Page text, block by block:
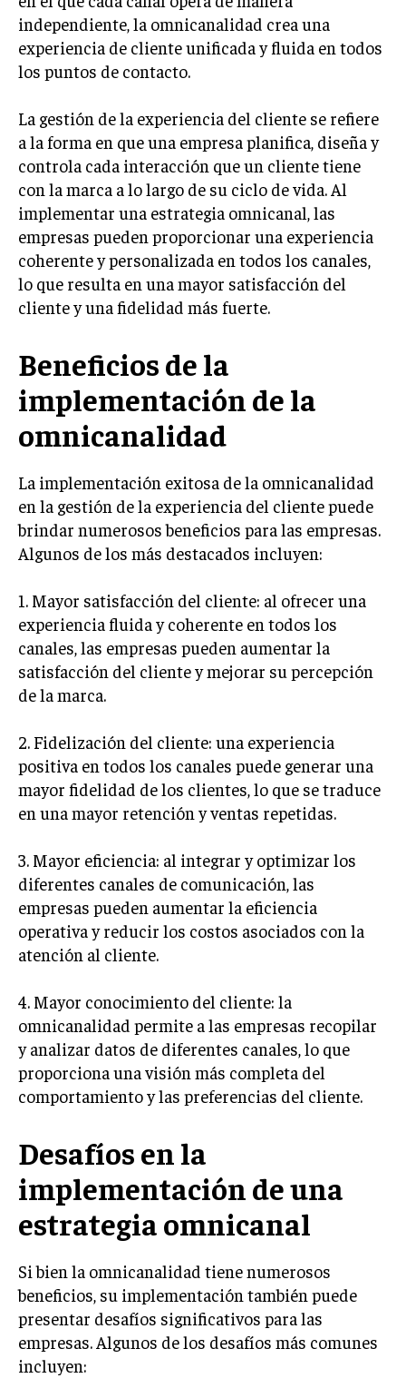
ANÁLISIS DE COMPETENCIA
GESTIÓN DE CLIENTES
EMPRENDIMIENTO
GESTIÓN DEL CAMBIO
LIDERAZGO
HABILIDADES DIRECTIVAS
EMPRENDIMIENTO
PLANIFICACIÓN EMPRESARIAL
FINANZAS
GESTIÓN DE RECURSOS FINANCIEROS
INVERSIONES Y MERCADOS FINANCIEROS
CONTABILIDAD EMPRESARIAL
INTERNACIONAL
NEGOCIOS INTERNACIONALES
COMERCIO INTERNACIONAL
EXPANSIÓN GLOBAL
IMPORTACIÓN Y EXPORTACIÓN
ALIANZAS ESTRATÉGICAS
GESTIÓN DE LA INNOVACIÓN TECNOLÓGICA
TRANSFORMACIÓN DIGITAL
CIBERSEGURIDAD EMPRESARIAL
ESTRATEGIA
EMPRESAS FAMILIARES Y SUCESIÓN
NEGOCIACIÓN Y RESOLUCIÓN DE CONFLICTOS
DERECHO EMPRESARIAL Y REGULACIONES
ÉXITO EMPRESARIAL Y CASOS DE ESTUDIO
NEGOCIOS
ESTRATEGIAS DE NEGOCIOS
MARKETING B2B
MARKETING B2C
FRANQUICIAS
MARKETING DE INFLUENCERS
E-COMMERCE
E-COMMERCE Y COMERCIO ELECTRÓNICO
independiente, la omnicanalidad crea una
experiencia de cliente unificada y fluida en todos
los puntos de contacto.
La gestión de la experiencia del cliente se refiere
a la forma en que una empresa planifica, diseña y
controla cada interacción que un cliente tiene
con la marca a lo largo de su ciclo de vida. Al
implementar una estrategia omnicanal, las
empresas pueden proporcionar una experiencia
coherente y personalizada en todos los canales,
lo que resulta en una mayor satisfacción del
cliente y una fidelidad más fuerte.
Beneficios de la
implementación de la
omnicanalidad
La implementación exitosa de la omnicanalidad
en la gestión de la experiencia del cliente puede
brindar numerosos beneficios para las empresas.
Algunos de los más destacados incluyen:
1. Mayor satisfacción del cliente: al ofrecer una
experiencia fluida y coherente en todos los
canales, las empresas pueden aumentar la
satisfacción del cliente y mejorar su percepción
de la marca.
2. Fidelización del cliente: una experiencia
positiva en todos los canales puede generar una
mayor fidelidad de los clientes, lo que se traduce
en una mayor retención y ventas repetidas.
3. Mayor eficiencia: al integrar y optimizar los
diferentes canales de comunicación, las
empresas pueden aumentar la eficiencia
operativa y reducir los costos asociados con la
atención al cliente.
4. Mayor conocimiento del cliente: la
omnicanalidad permite a las empresas recopilar
y analizar datos de diferentes canales, lo que
proporciona una visión más completa del
comportamiento y las preferencias del cliente.
Desafíos en la
implementación de una
estrategia omnicanal
Si bien la omnicanalidad tiene numerosos
beneficios, su implementación también puede
presentar desafíos significativos para las
empresas. Algunos de los desafíos más comunes
incluyen: